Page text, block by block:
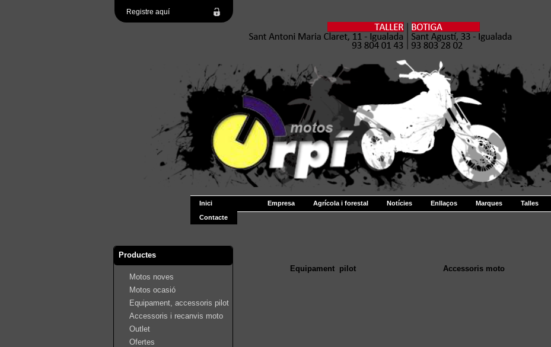
Registre aquí
Inici Empresa Agrícola i forestal Notícies Enllaços Marques Talles
Contacte
Productes
Motos noves
Motos ocasió
Equipament, accessoris pilot
Accessoris i recanvis moto
Outlet
Ofertes
Equipament pilot Accessoris moto